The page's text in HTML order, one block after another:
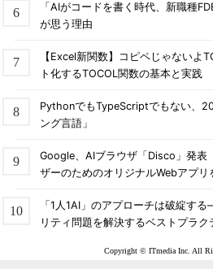
「AIがコードを書く時代、新職種
が思う理由
【Excel新関数】コピペじゃない
ト化するTOCOL関数の基本と実践
PythonでもTypeScriptでもない、
ング言語」
Google、AIブラウザ「Disco」発
ザーのためのオリジナルWebアプリ
「1人1AI」のアプローチは破綻す
リティ問題を解決するベストプラク
Copyright © ITmedia Inc. All